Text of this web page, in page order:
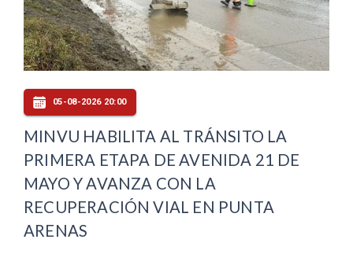
05-08-2026 20:00
MINVU HABILITA AL TRÁNSITO LA
PRIMERA ETAPA DE AVENIDA 21 DE
MAYO Y AVANZA CON LA
RECUPERACIÓN VIAL EN PUNTA
ARENAS